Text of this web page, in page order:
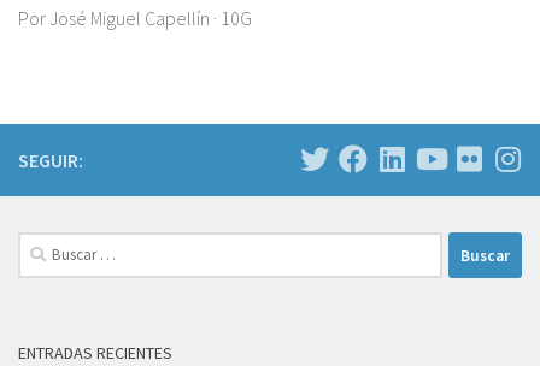
Por José Miguel Capellín · 10G
SEGUIR:
Buscar:
ENTRADAS RECIENTES